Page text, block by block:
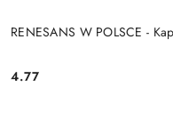
RENESANS W POLSCE -
Cena:
4.77